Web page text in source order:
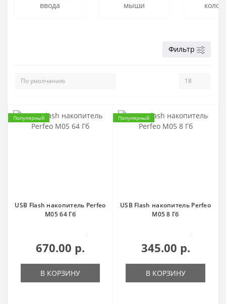
ввода
мыши
Фильтр
Популярный
USB Flash накопитель Perfeo
M05 64 Гб
670.00 р.
В КОРЗИНУ
Популярный
USB Flash накопитель Perfeo
M05 8 Гб
345.00 р.
В КОРЗИНУ